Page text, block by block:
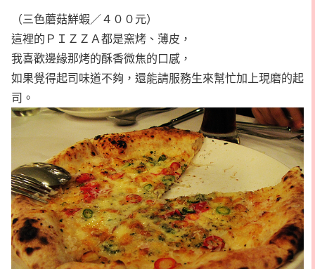
（三色蘑菇鮮蝦／４００元）
這裡的ＰＩＺＺＡ都是窯烤、薄皮，
我喜歡邊緣那烤的酥香微焦的口感，
如果覺得起司味道不夠，還能請服務生來幫忙加上現磨的起
司。